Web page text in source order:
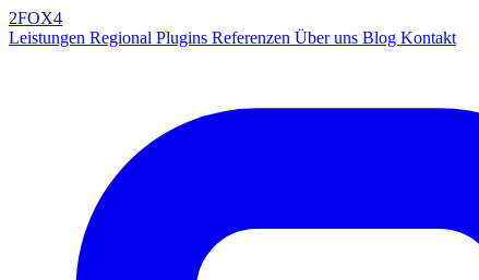
2FOX4
Leistungen Regional Plugins Referenzen Über uns Blog Kontakt